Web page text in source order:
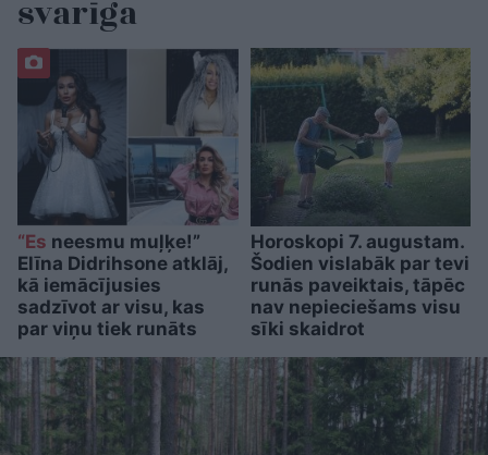
svarīga
“Es neesmu muļķe!”
Elīna Didrihsone atklāj,
kā iemācījusies
sadzīvot ar visu, kas
par viņu tiek runāts
Horoskopi 7. augustam.
Šodien vislabāk par tevi
runās paveiktais, tāpēc
nav nepieciešams visu
sīki skaidrot